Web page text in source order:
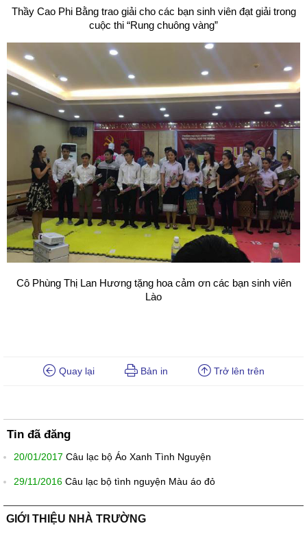
Thầy Cao Phi Bằng trao giải cho các bạn sinh viên đạt giải trong
cuộc thi “Rung chuông vàng”
Cô Phùng Thị Lan Hương tặng hoa cảm ơn các bạn sinh viên
Lào
Quay lại Bản in Trở lên trên
Tin đã đăng
20/01/2017 Câu lạc bộ Áo Xanh Tình Nguyện
29/11/2016 Câu lạc bộ tình nguyện Màu áo đỏ
GIỚI THIỆU NHÀ TRƯỜNG